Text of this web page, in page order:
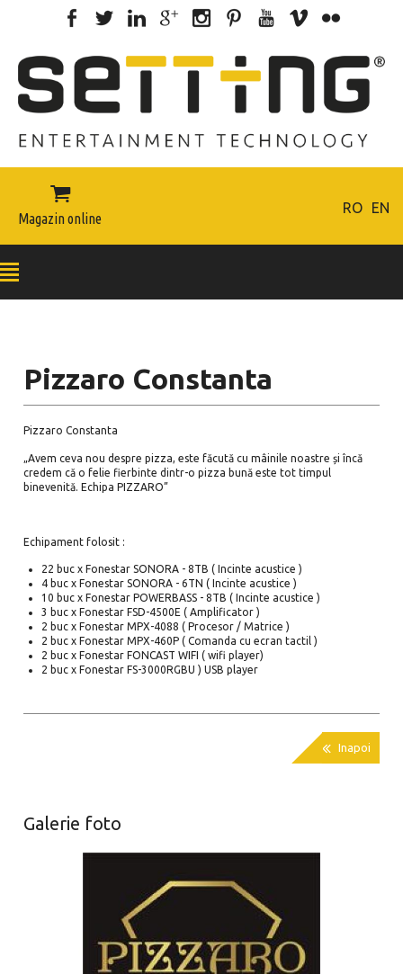

Magazin online
RO EN
Pizzaro Constanta
Pizzaro Constanta
„Avem ceva nou despre pizza, este făcută cu mâinile noastre și încă
credem că o felie fierbinte dintr-o pizza bună este tot timpul
binevenită. Echipa PIZZARO”
Echipament folosit :
22 buc x Fonestar SONORA - 8TB ( Incinte acustice )
4 buc x Fonestar SONORA - 6TN ( Incinte acustice )
10 buc x Fonestar POWERBASS - 8TB ( Incinte acustice )
3 buc x Fonestar FSD-4500E ( Amplificator )
2 buc x Fonestar MPX-4088 ( Procesor / Matrice )
2 buc x Fonestar MPX-460P ( Comanda cu ecran tactil )
2 buc x Fonestar FONCAST WIFI ( wifi player)
2 buc x Fonestar FS-3000RGBU ) USB player
 Inapoi
Galerie foto